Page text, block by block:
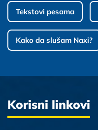
Tekstovi pesama
Kako da slušam Naxi?
Korisni linkovi